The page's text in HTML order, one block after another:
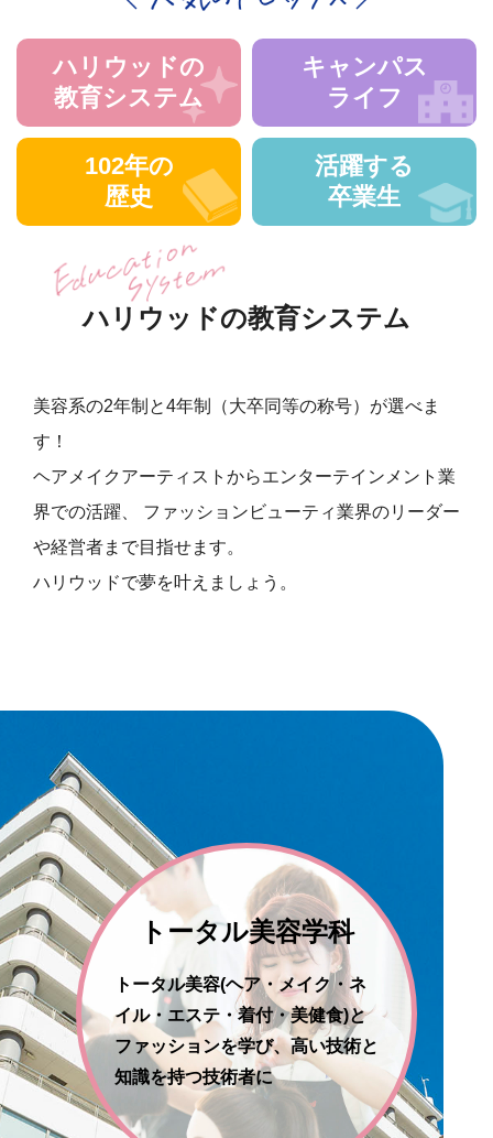
ハリウッドの
教育システム
キャンパス
ライフ
102年の
歴史
活躍する
卒業生
ハリウッドの教育システム
美容系の2年制と4年制（大卒同等の称号）が選べま
す！
ヘアメイクアーティストからエンターテインメント業
界での活躍、
ファッションビューティ業界のリーダー
や経営者まで目指せます。
ハリウッドで夢を叶えましょう。
トータル美容学科
トータル美容(ヘア・メイク・ネ
イル・エステ・着付・美健食)と
ファッションを学び、高い技術と
知識を持つ技術者に